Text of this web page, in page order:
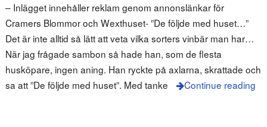
– Inlägget innehåller reklam genom annonslänkar för
Cramers Blommor och Wexthuset- ”De följde med huset…”
Det är inte alltid så lätt att veta vilka sorters vinbär man har…
När jag frågade sambon så hade han, som de flesta
husköpare, ingen aning. Han ryckte på axlarna, skrattade och
sa att ”De följde med huset”. Med tanke
Continue reading